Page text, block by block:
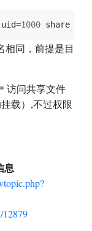
=1000 shareDir
相同，前提是目
访问共享文件
载）,不过权限
息
12879